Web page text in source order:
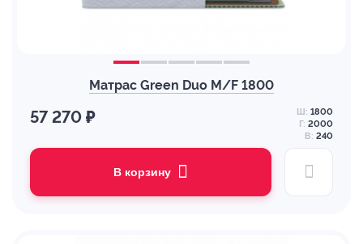
Матрас Green Duo M/F 1800
57 270 ₽ Ш: 1800
Г: 2000
В: 240
В корзину